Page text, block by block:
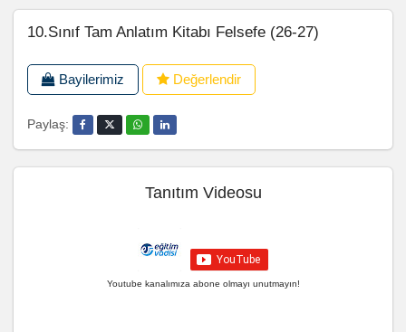
10.Sınıf Tam Anlatım Kitabı Felsefe (26-27)
Bayilerimiz Değerlendir
Paylaş:
Tanıtım Videosu
Youtube kanalımıza abone olmayı unutmayın!